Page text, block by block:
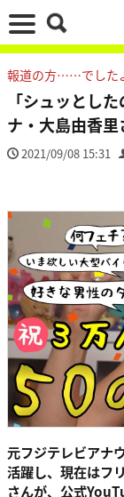
報道の方……でし
「シュッとし
ナ・大島由香里
2021/09/08 15:31
元フジテレビアナ
活躍し、現在はフ
さんが、公式